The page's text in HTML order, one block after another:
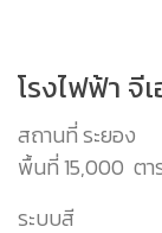
โรงไฟฟ้า จี
สถานที่ ระยอง
พื้นที่ 15,000 ตา
ระบบสี